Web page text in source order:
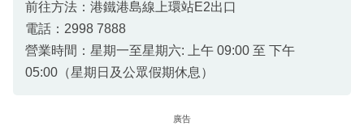
前往方法：港鐵港島線上環站E2出口
電話：2998 7888
營業時間：星期一至星期六: 上午 09:00 至 下午
05:00（星期日及公眾假期休息）
廣告